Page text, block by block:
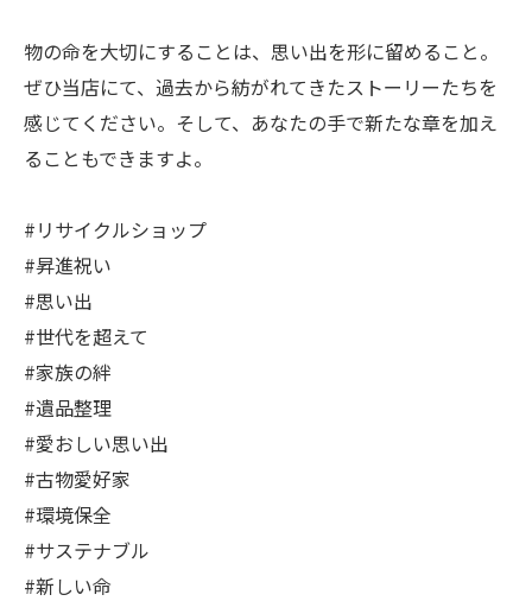
物の命を大切にすることは、思い出を形に留めること。
ぜひ当店にて、過去から紡がれてきたストーリーたちを
感じてください。そして、あなたの手で新たな章を加え
ることもできますよ。
#リサイクルショップ
#昇進祝い
#思い出
#世代を超えて
#家族の絆
#遺品整理
#愛おしい思い出
#古物愛好家
#環境保全
#サステナブル
#新しい命